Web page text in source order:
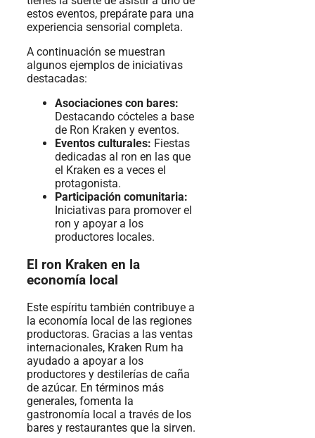
estos eventos, prepárate para una
experiencia sensorial completa.
A continuación se muestran
algunos ejemplos de iniciativas
destacadas:
Asociaciones con bares:
Destacando cócteles a base
de Ron Kraken y eventos.
Eventos culturales: Fiestas
dedicadas al ron en las que
el Kraken es a veces el
protagonista.
Participación comunitaria:
Iniciativas para promover el
ron y apoyar a los
productores locales.
El ron Kraken en la
economía local
Este espíritu también contribuye a
la economía local de las regiones
productoras. Gracias a las ventas
internacionales, Kraken Rum ha
ayudado a apoyar a los
productores y destilerías de caña
de azúcar. En términos más
generales, fomenta la
gastronomía local a través de los
bares y restaurantes que la sirven.